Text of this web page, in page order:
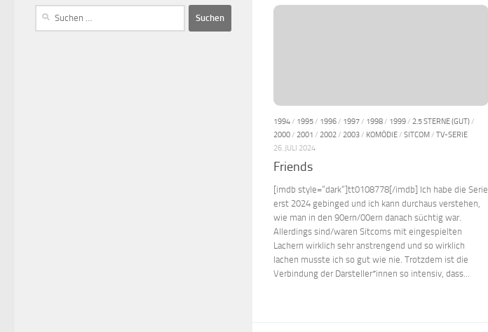
1994/ 1995/ 1996/ 1997/ 1998/ 1999/ 2.5 STERNE (GUT)/
2000/ 2001 / 2002/ 2003/ KOMÖDIE/ SITCOM/ TV-SERIE
26. JULI 2024
Friends
[imdb style=“dark“]tt0108778[/imdb] Ich habe die Serie
erst 2024 gebinged und ich kann durchaus verstehen,
wie man in den 90ern/00ern danach süchtig war.
Allerdings sind/waren Sitcoms mit eingespielten
Lachern wirklich sehr anstrengend und so wirklich
lachen musste ich so gut wie nie. Trotzdem ist die
Verbindung der Darsteller*innen so intensiv, dass...